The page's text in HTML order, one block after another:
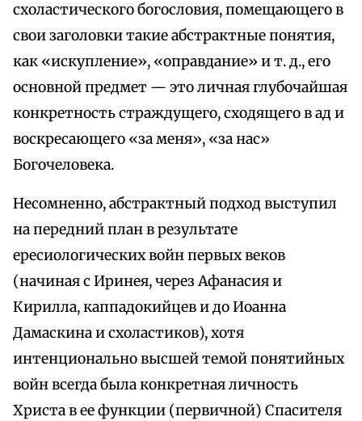
схоластического богословия, помещающего в
свои заголовки такие абстрактные понятия,
как «искупление», «оправдание» и т. д., его
основной предмет — это личная глубочайшая
конкретность страждущего, сходящего в ад и
воскресающего «за меня», «за нас»
Богочеловека.
Несомненно, абстрактный подход выступил
на передний план в результате
ересиологических войн первых веков
(начиная с Иринея, через Афанасия и
Кирилла, каппадокийцев и до Иоанна
Дамаскина и схоластиков), хотя
интенционально высшей темой понятийных
войн всегда была конкретная личность
Христа в ее функции (первичной) Спасителя